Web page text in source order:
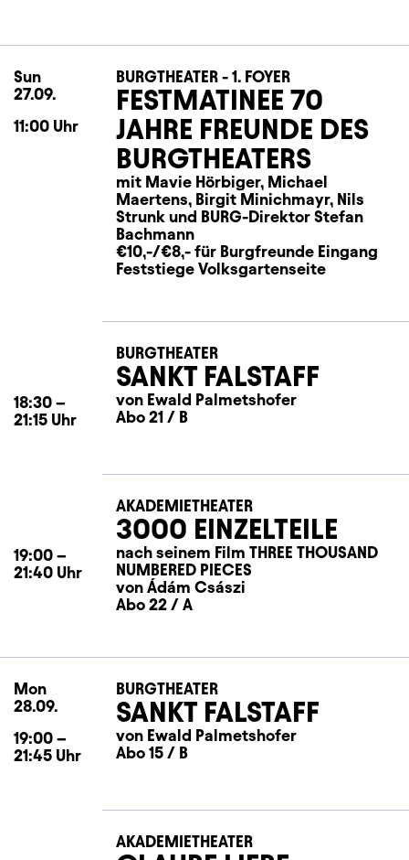
Sun
27.09.
11:00 Uhr
BURGTHEATER - 1. FOYER
FESTMATINEE 70
JAHRE FREUNDE DES
BURGTHEATERS
mit Mavie Hörbiger, Michael
Maertens, Birgit Minichmayr, Nils
Strunk und BURG-Direktor Stefan
Bachmann
€10,-/€8,- für Burgfreunde Eingang
Feststiege Volksgartenseite
18:30 –
21:15 Uhr
BURGTHEATER
SANKT FALSTAFF
von Ewald Palmetshofer
Abo 21 / B
19:00 –
21:40 Uhr
AKADEMIETHEATER
3000 EINZELTEILE
nach seinem Film THREE THOUSAND
NUMBERED PIECES
von Ádám Császi
Abo 22 / A
Mon
28.09.
19:00 –
21:45 Uhr
BURGTHEATER
SANKT FALSTAFF
von Ewald Palmetshofer
Abo 15 / B
AKADEMIETHEATER